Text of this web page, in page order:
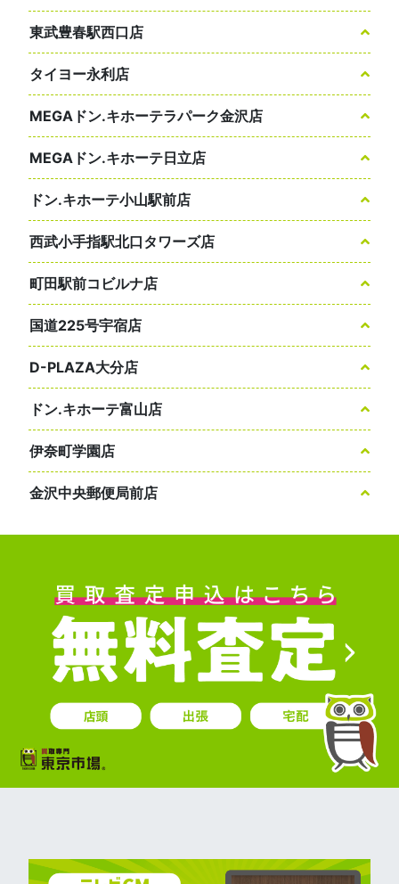
東武豊春駅西口店
タイヨー永利店
MEGAドン.キホーテラパーク金沢店
MEGAドン.キホーテ日立店
ドン.キホーテ小山駅前店
西武小手指駅北口タワーズ店
町田駅前コビルナ店
国道225号宇宿店
D-PLAZA大分店
ドン.キホーテ富山店
伊奈町学園店
金沢中央郵便局前店